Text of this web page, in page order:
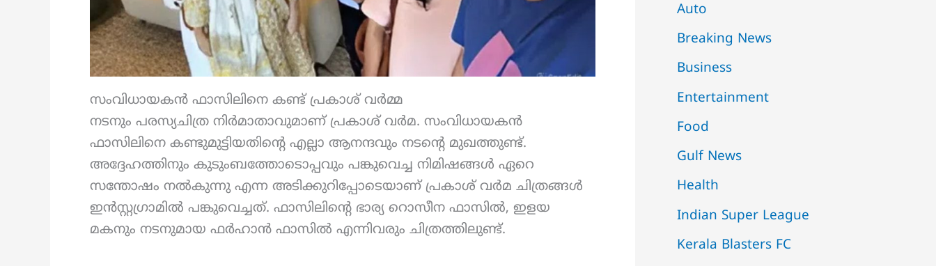
സംവിധായകൻ ഫാസിലിനെ കണ്ട് പ്രകാശ് വർമ്മ
നടനും പരസ്യചിത്ര നിര്‍മാതാവുമാണ് പ്രകാശ് വര്‍മ. സംവിധായകന്‍
ഫാസിലിനെ കണ്ടുമുട്ടിയതിന്റെ എല്ലാ ആനന്ദവും നടന്റെ മുഖത്തുണ്ട്.
അദ്ദേഹത്തിനും കുടുംബത്തോടൊപ്പവും പങ്കുവെച്ച നിമിഷങ്ങള്‍ ഏറെ
സന്തോഷം നല്‍കുന്നു എന്ന അടിക്കുറിപ്പോടെയാണ് പ്രകാശ് വര്‍മ ചിത്രങ്ങൾ
ഇൻസ്റ്റഗ്രാമിൽ പങ്കുവെച്ചത്. ഫാസിലിന്റെ ഭാര്യ റൊസീന ഫാസില്‍, ഇളയ
മകനും നടനുമായ ഫര്‍ഹാന്‍ ഫാസില്‍ എന്നിവരും ചിത്രത്തിലുണ്ട്.
Auto
Breaking News
Business
Entertainment
Food
Gulf News
Health
Indian Super League
Kerala Blasters FC